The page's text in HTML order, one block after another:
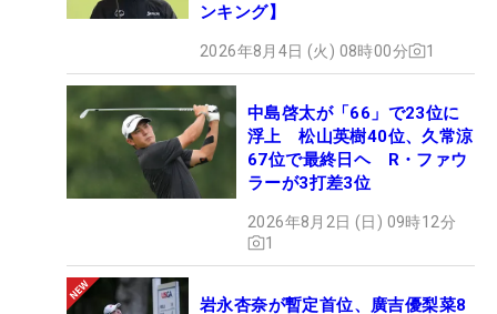
ンキング】
2026年8月4日 (火) 08時00分 1
中島啓太が「66」で23位に
浮上 松山英樹40位、久常涼
67位で最終日ヘ R・ファウ
ラーが3打差3位
2026年8月2日 (日) 09時12分
1
岩永杏奈が暫定首位、廣吉優梨菜8